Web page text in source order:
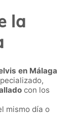
la
en Málaga
con los
mismo día o